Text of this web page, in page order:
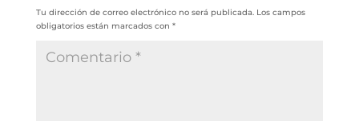
Tu dirección de correo electrónico no será publicada. Los campos
obligatorios están marcados con *